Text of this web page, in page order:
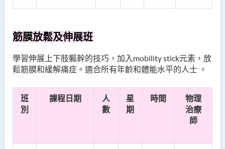
筋膜放鬆及伸展班
學習伸展上下肢軀幹的技巧，加入mobility stick元素 ，放
鬆筋膜和緩解痛症。適合所有年齡和體能水平的人士 。
班
別
課程日期
人
數
星
期
時間
物理
治療
師